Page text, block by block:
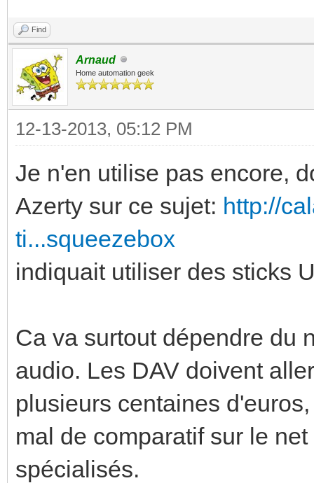
Find
Arnaud
Home automation geek
12-13-2013, 05:12 PM
Je n'en utilise pas encore,
Azerty sur ce sujet: http://
ti...squeezebox
indiquait utiliser des sticks
Ca va surtout dépendre du
audio. Les DAV doivent
plusieurs centaines
mal de comparatif sur le
spécialisés.